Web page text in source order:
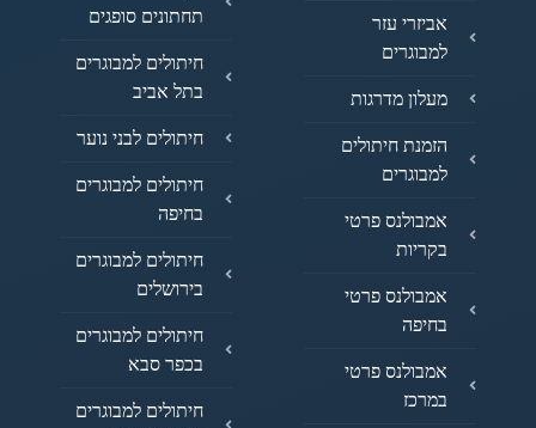
אביזרי עזר
למבוגרים
מעלון מדרגות
הזמנת חיתולים
למבוגרים
אמבולנס פרטי
בקריות
אמבולנס פרטי
בחיפה
אמבולנס פרטי
במרכז
תחתונים סופגים
חיתולים למבוגרים
בתל אביב
חיתולים לבני נוער
חיתולים למבוגרים
בחיפה
חיתולים למבוגרים
בירושלים
חיתולים למבוגרים
בכפר סבא
חיתולים למבוגרים